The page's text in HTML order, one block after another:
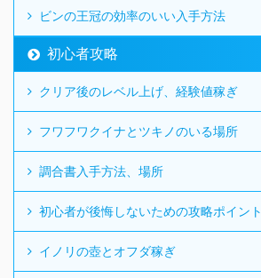
ビンの王冠の効率のいい入手方法
初心者攻略
クリア後のレベル上げ、経験値稼ぎ
フワフワクイナとツキノのいる場所
調合書入手方法、場所
初心者が後悔しないための攻略ポイント
イノリの壺とオフダ稼ぎ